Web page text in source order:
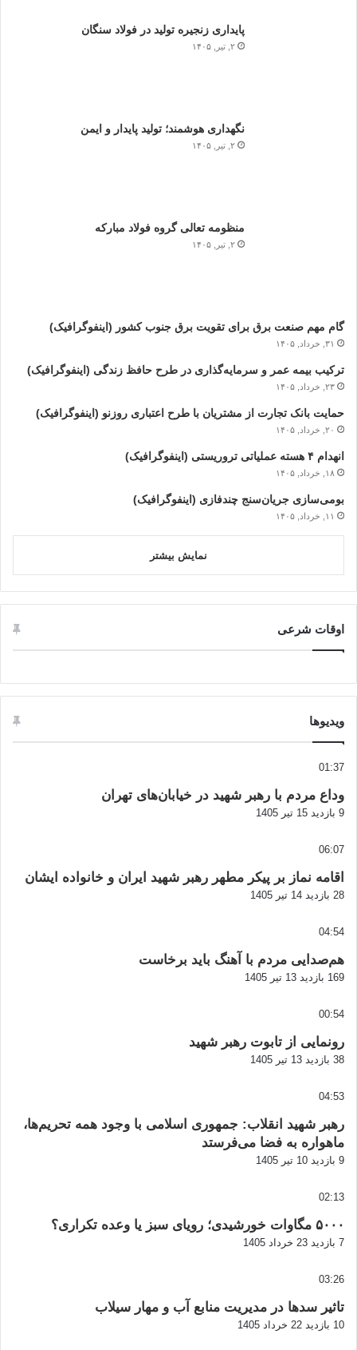
پایداری زنجیره تولید در فولاد سنگان
۲, تیر, ۱۴۰۵
نگهداری هوشمند؛ تولید پایدار و ایمن
۲, تیر, ۱۴۰۵
منظومه تعالی گروه فولاد مبارکه
۲, تیر, ۱۴۰۵
گام مهم صنعت برق برای تقویت برق جنوب کشور (اینفوگرافیک)
۳۱, خرداد, ۱۴۰۵
ترکیب بیمه عمر و سرمایه‌گذاری در طرح حافظ زندگی (اینفوگرافیک)
۲۳, خرداد, ۱۴۰۵
حمایت بانک تجارت از مشتریان با طرح اعتباری روزنو (اینفوگرافیک)
۲۰, خرداد, ۱۴۰۵
انهدام ۴ هسته عملیاتی تروریستی (اینفوگرافیک)
۱۸, خرداد, ۱۴۰۵
بومی‌سازی جریان‌سنج چندفازی (اینفوگرافیک)
۱۱, خرداد, ۱۴۰۵
نمایش بیشتر
اوقات شرعی
ویدیوها
01:37
وداع مردم با رهبر شهید در خیابان‌های تهران
9 بازدید 15 تیر 1405
06:07
اقامه نماز بر پیکر مطهر رهبر شهید ایران و خانواده ایشان
28 بازدید 14 تیر 1405
04:54
هم‌صدایی مردم با آهنگ باید برخاست
169 بازدید 13 تیر 1405
00:54
رونمایی از تابوت رهبر شهید
38 بازدید 13 تیر 1405
04:53
رهبر شهید انقلاب: جمهوری اسلامی با وجود همه تحریم‌ها،
ماهواره به فضا می‌فرستد
9 بازدید 10 تیر 1405
02:13
۵۰۰۰ مگاوات خورشیدی؛ رویای سبز یا وعده تکراری؟
7 بازدید 23 خرداد 1405
03:26
تاثیر سدها در مدیریت منابع آب و مهار سیلاب
10 بازدید 22 خرداد 1405